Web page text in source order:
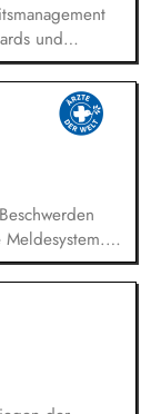
und
auf
der
nachhaltigen
der
zur
bei
von
an der
und dem
und